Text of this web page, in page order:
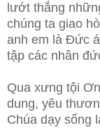
lướt thắng
chúng ta giao
anh em là Đức
tập các nhân
Qua xưng tội
dung, yêu
Chúa dạy sống